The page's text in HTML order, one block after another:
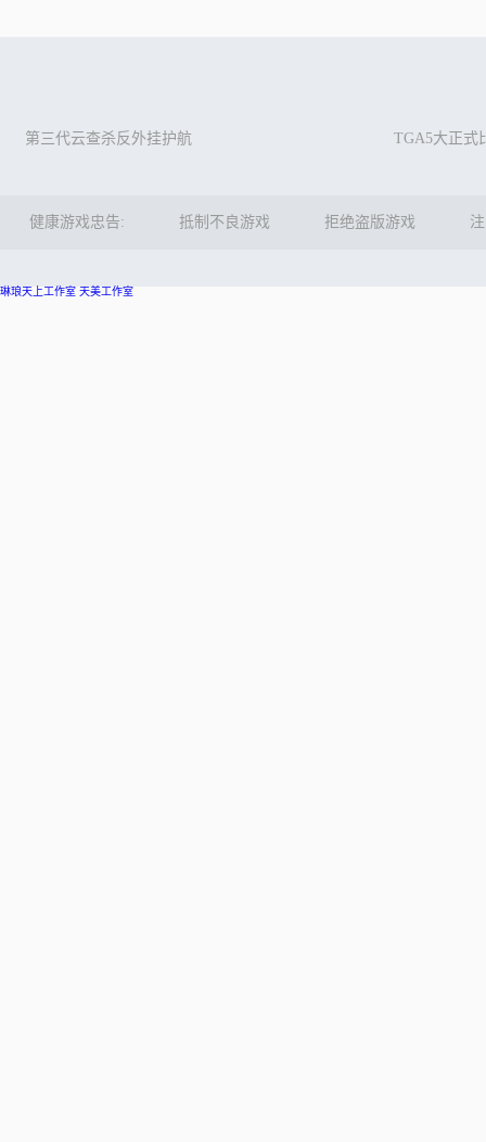
第三代云查杀反外挂护航 TGA5大正式
健康游戏忠告: 抵制不良游戏 拒绝盗版游戏
琳琅天上工作室 天美工作室